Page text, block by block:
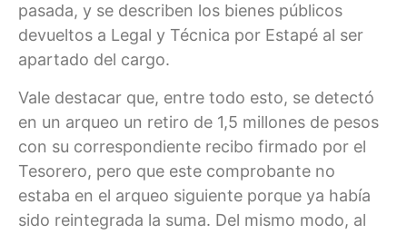
pasada, y se describen los bienes públicos
devueltos a Legal y Técnica por Estapé al ser
apartado del cargo.
Vale destacar que, entre todo esto, se detectó
en un arqueo un retiro de 1,5 millones de pesos
con su correspondiente recibo firmado por el
Tesorero, pero que este comprobante no
estaba en el arqueo siguiente porque ya había
sido reintegrada la suma. Del mismo modo, al